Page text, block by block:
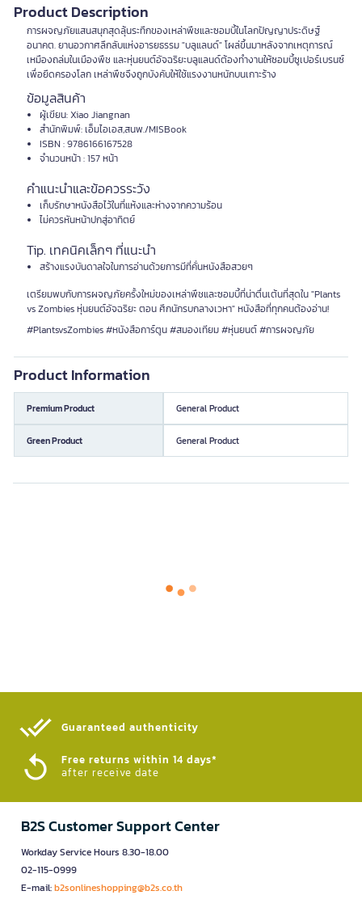
Product Description
การผจญภัยแสนสนุกสุดลุ้นระทึกของเหล่าพืชและซอมบี้ในโลกปัญญาประดิษฐ์
อนาคต. ยานอวกาศลึกลับแห่งอารยธรรม "บลูแลนด์" โผล่ขึ้นมาหลังจากเหตุการณ์
เหมืองถล่มในเมืองพืช และหุ่นยนต์อัจฉริยะบลูแลนด์ต้องทำงานให้ซอมบี้ซูเปอร์เบรนซ์
เพื่อยึดครองโลก เหล่าพืชจึงถูกบังคับให้ใช้แรงงานหนักบนเกาะร้าง
ข้อมูลสินค้า
ผู้เขียน: Xiao Jiangnan
สำนักพิมพ์: เอ็มไอเอส,สนพ./MISBook
ISBN : 9786166167528
จำนวนหน้า : 157 หน้า
คำแนะนำและข้อควรระวัง
เก็บรักษาหนังสือไว้ในที่แห้งและห่างจากความร้อน
ไม่ควรหันหน้าปกสู่อาทิตย์
Tip. เทคนิคเล็กๆ ที่แนะนำ
สร้างแรงบันดาลใจในการอ่านด้วยการมีที่คั่นหนังสือสวยๆ
เตรียมพบกับการผจญภัยครั้งใหม่ของเหล่าพืชและซอมบี้ที่น่าตื่นเต้นที่สุดใน "Plants
vs Zombies หุ่นยนต์อัจฉริยะ ตอน ศึกนักรบกลางเวหา" หนังสือที่ทุกคนต้องอ่าน!
#PlantsvsZombies #หนังสือการ์ตูน #สมองเทียม #หุ่นยนต์ #การผจญภัย
Product Information
Premium Product General Product
Green Product General Product
Guaranteed authenticity​
Free returns within 14 days*
after receive date
B2S Customer Support Center
Workday Service Hours 8.30-18.00
02-115-0999
E-mail:b2sonlineshopping@b2s.co.th